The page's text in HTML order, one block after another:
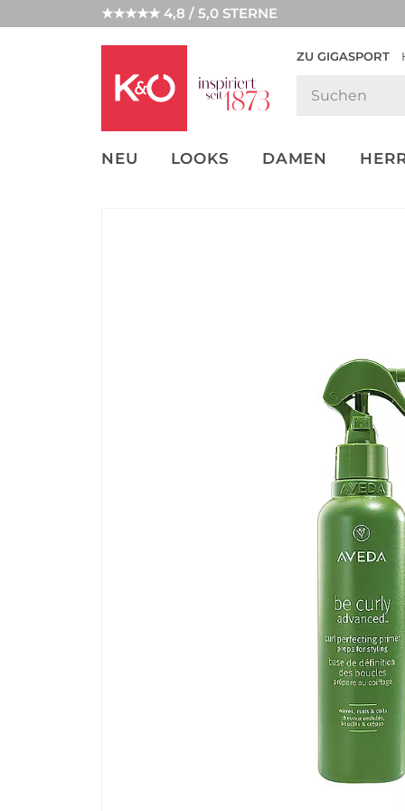
★★★★★ 4,8 / 5,0 STERNE
ZU GIGASPORT
NEU LOOKS DAMEN
NEW IN
WEDDING